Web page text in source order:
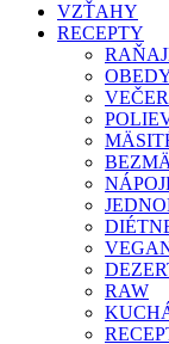
VZŤAHY
RECEPTY
RAW